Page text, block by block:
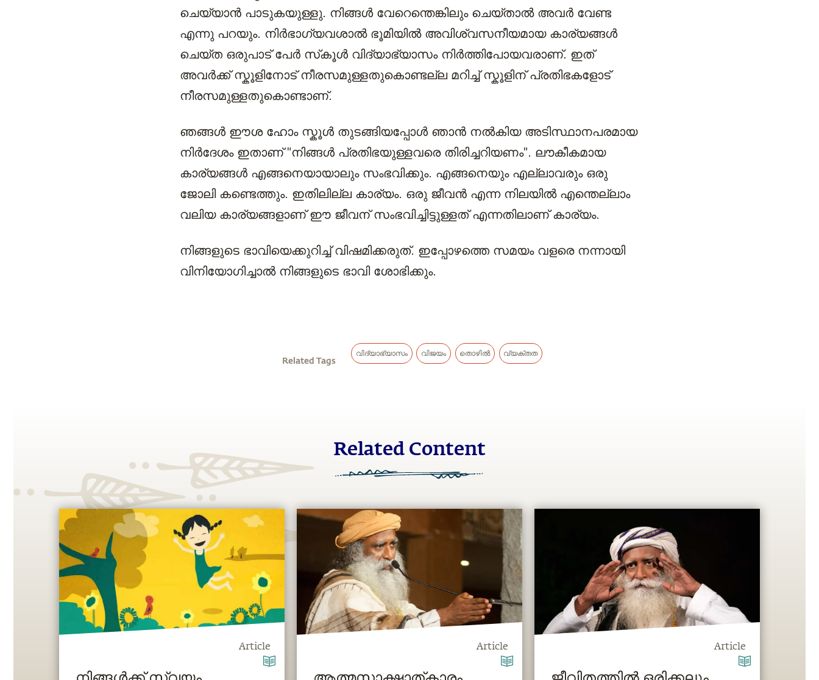
ചെയ്യാൻ പാടുകയുള്ളു. നിങ്ങൾ വേറെന്തെങ്കിലും ചെയ്താൽ അവർ വേണ്ട
എന്നു പറയും. നിർഭാഗ്യവശാൽ ഭൂമിയിൽ അവിശ്വസനീയമായ കാര്യങ്ങൾ
ചെയ്ത ഒരുപാട് പേർ സ്‌കൂൾ വിദ്യാഭ്യാസം നിർത്തിപോയവരാണ്. ഇത്
അവർക്ക് സ്കൂളിനോട് നീരസമുള്ളതുകൊണ്ടല്ല മറിച്ച് സ്കൂളിന് പ്രതിഭകളോട്
നീരസമുള്ളതുകൊണ്ടാണ്.
ഞങ്ങൾ ഈശ ഹോം സ്കൂൾ തുടങ്ങിയപ്പോൾ ഞാൻ നൽകിയ അടിസ്ഥാനപരമായ
നിർദേശം ഇതാണ് "നിങ്ങൾ പ്രതിഭയുള്ളവരെ തിരിച്ചറിയണം". ലൗകീകമായ
കാര്യങ്ങൾ എങ്ങനെയായാലും സംഭവിക്കും. എങ്ങനെയും എല്ലാവരും ഒരു
ജോലി കണ്ടെത്തും. ഇതിലില്ല കാര്യം. ഒരു ജീവൻ എന്ന നിലയിൽ എന്തെല്ലാം
വലിയ കാര്യങ്ങളാണ് ഈ ജീവന് സംഭവിച്ചിട്ടുള്ളത് എന്നതിലാണ് കാര്യം.
നിങ്ങളുടെ ഭാവിയെക്കുറിച്ച് വിഷമിക്കരുത്. ഇപ്പോഴത്തെ സമയം വളരെ നന്നായി
വിനിയോഗിച്ചാൽ നിങ്ങളുടെ ഭാവി ശോഭിക്കും.
Related Tags
വിദ്യാഭ്യാസം വിജയം തൊഴിൽ വ്യക്തത
Related Content
Article Article Article